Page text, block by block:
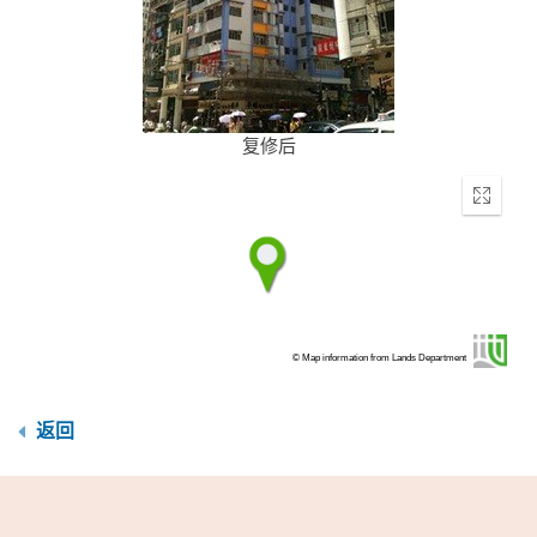
复修后
Enter
© Map information from Lands Department
返回